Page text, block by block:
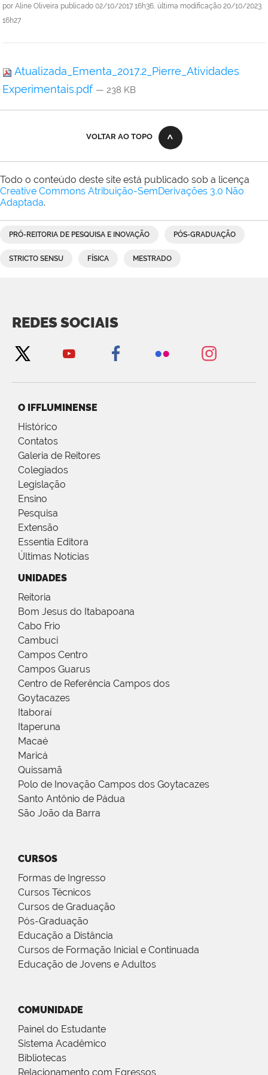
por Aline Oliveira publicado 02/10/2017 16h36, última modificação 20/10/2023
16h27
Atualizada_Ementa_2017.2_Pierre_Atividades
Experimentais.pdf — 238 KB
VOLTAR AO TOPO
Todo o conteúdo deste site está publicado sob a licença
Creative Commons Atribuição-SemDerivações 3.0 Não
Adaptada.
PRÓ-REITORIA DE PESQUISA E INOVAÇÃO PÓS-GRADUAÇÃO
STRICTO SENSU FÍSICA MESTRADO
REDES SOCIAIS
O IFFLUMINENSE
Histórico
Contatos
Galeria de Reitores
Colegiados
Legislação
Ensino
Pesquisa
Extensão
Essentia Editora
Últimas Notícias
UNIDADES
Reitoria
Bom Jesus do Itabapoana
Cabo Frio
Cambuci
Campos Centro
Campos Guarus
Centro de Referência Campos dos
Goytacazes
Itaboraí
Itaperuna
Macaé
Maricá
Quissamã
Polo de Inovação Campos dos Goytacazes
Santo Antônio de Pádua
São João da Barra
CURSOS
Formas de Ingresso
Cursos Técnicos
Cursos de Graduação
Pós-Graduação
Educação a Distância
Cursos de Formação Inicial e Continuada
Educação de Jovens e Adultos
COMUNIDADE
Painel do Estudante
Sistema Acadêmico
Bibliotecas
Relacionamento com Egressos